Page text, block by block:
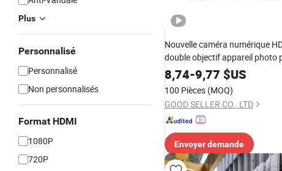
Plus
Personnalisé
Personnalisé
Non personnalisés
Format HDMI
1080P
720P
Nouvelle caméra numérique
double objectif appareil photo
étudiants et enfants
8,74-9,77 $US
100 Pièces (MOQ)
GOOD SELLER CO., LTD
Envoyer demande